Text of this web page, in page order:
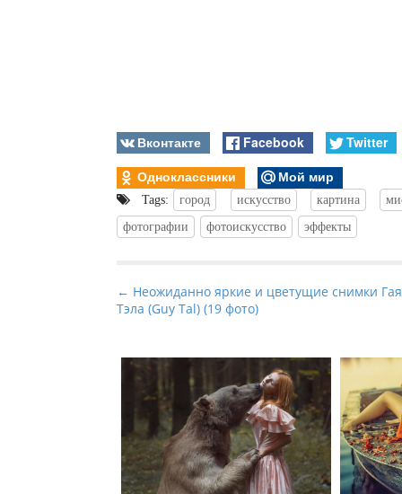
Вконтакте Facebook
Twitter
Одноклассники
Мой мир
Tags: город искусство картина
фотографии
фотоискусство эффекты
P
o
t
v
g
← Неожиданно яркие и цветущие снимки Гая
Тэла (Guy Tal) (19 фото)